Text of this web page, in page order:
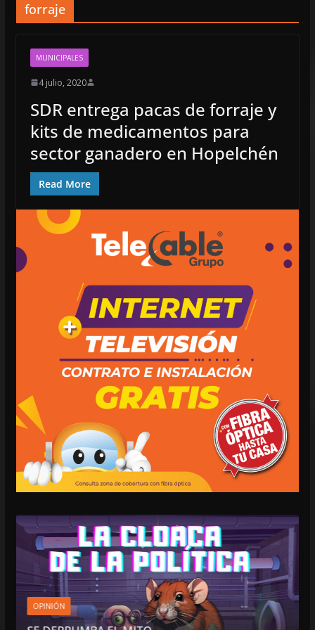
forraje
MUNICIPALES
4 julio, 2020
SDR entrega pacas de forraje y
kits de medicamentos para
sector ganadero en Hopelchén
Read More
OPINIÓN